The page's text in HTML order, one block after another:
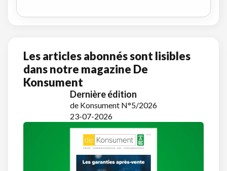
Les articles abonnés sont lisibles
dans notre magazine De
Konsument
Dernière édition
de Konsument N°5/2026
23-07-2026